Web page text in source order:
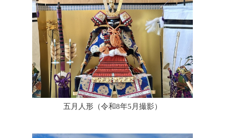
五月人形（令和8年5月撮影）